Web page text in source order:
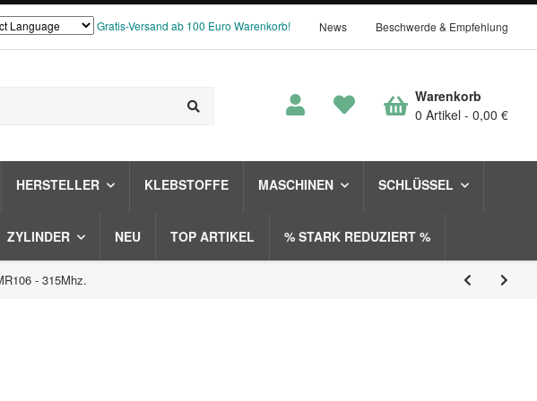
Gratis-Versand ab 100 Euro Warenkorb! News Beschwerde & Empfehlung
HERSTELLER KLEBSTOFFE MASCHINEN SCHLÜSSEL
ZYLINDER NEU TOP ARTIKEL % STARK REDUZIERT %
Warenkorb
0 Artikel
0,00 €
- 315Mhz.